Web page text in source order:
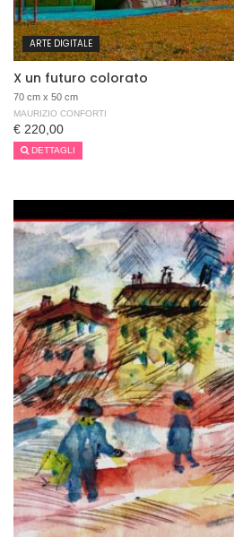
ARTE DIGITALE
X un futuro colorato
70 cm x 50 cm
MAURIZIO CONFORTI
€ 220,00
DETTAGLI